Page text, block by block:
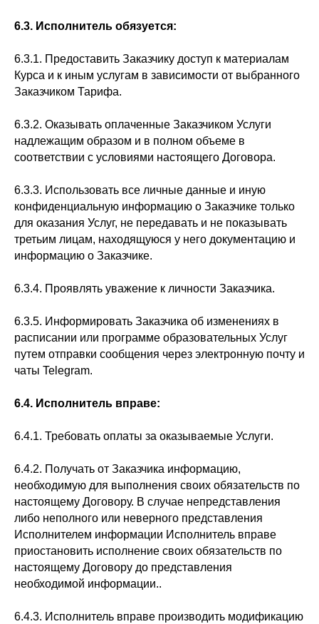
6.3. Исполнитель обязуется:
6.3.1. Предоставить Заказчику доступ к материалам
Курса и к иным услугам в зависимости от выбранного
Заказчиком Тарифа.
6.3.2. Оказывать оплаченные Заказчиком Услуги
надлежащим образом и в полном объеме в
соответствии с условиями настоящего Договора.
6.3.3. Использовать все личные данные и иную
конфиденциальную информацию о Заказчике только
для оказания Услуг, не передавать и не показывать
третьим лицам, находящуюся у него документацию и
информацию о Заказчике.
6.3.4. Проявлять уважение к личности Заказчика.
6.3.5. Информировать Заказчика об изменениях в
расписании или программе образовательных Услуг
путем отправки сообщения через электронную почту и
чаты Telegram.
6.4. Исполнитель вправе:
6.4.1. Требовать оплаты за оказываемые Услуги.
6.4.2. Получать от Заказчика информацию,
необходимую для выполнения своих обязательств по
настоящему Договору. В случае непредставления
либо неполного или неверного представления
Исполнителем информации Исполнитель вправе
приостановить исполнение своих обязательств по
настоящему Договору до представления
необходимой информации..
6.4.3. Исполнитель вправе производить модификацию